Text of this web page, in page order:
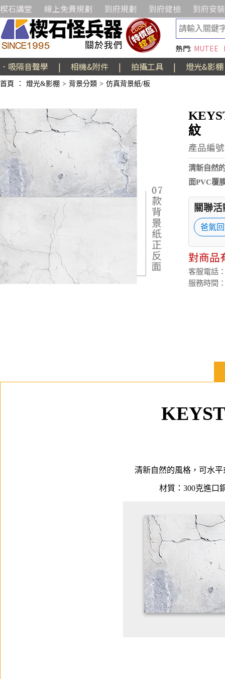
楔石講堂 線上免費規劃 到府規劃 到府健檢 到府安裝
熱門: MUTEE
．吸隔音聲學 | 相機&附件 | 拍攝工具 | 燈光&影棚
首頁 ： 燈光&影棚 > 背景分類 > 仿真背景紙/板
紋
產品編
清新自然
面PVC覆
關聯
爸氣
對商品
客服電話
服務時間
清新自然的風格，可水
材質：300克進口